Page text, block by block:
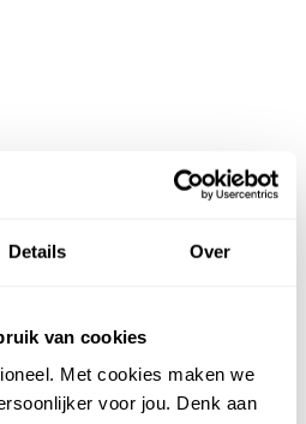
Details Over
van cookies
Met cookies maken we
voor jou. Denk aan